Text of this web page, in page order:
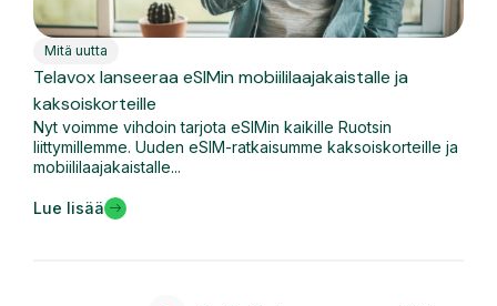
Mitä uutta
Telavox lanseeraa eSIMin mobiililaajakaistalle ja
kaksoiskorteille
Nyt voimme vihdoin tarjota eSIMin kaikille Ruotsin
liittymillemme. Uuden eSIM-ratkaisumme kaksoiskorteille ja
mobiililaajakaistalle...
Lue lisää